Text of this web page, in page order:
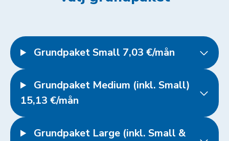
Grundpaket Small 7,03 €/mån
Grundpaket Medium (inkl. Small)
15,13 €/mån
Grundpaket Large (inkl. Small &